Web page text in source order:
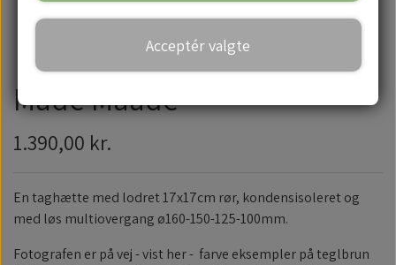
Måde Maade
1.390,00 kr.
En taghætte med lodret 17x17cm rør, kondensisoleret og
med løs multiovergang ø160-150-125-100mm.
Fotografen er på vej - vist her - farve eksempler på teglbrun
Acceptér valgte